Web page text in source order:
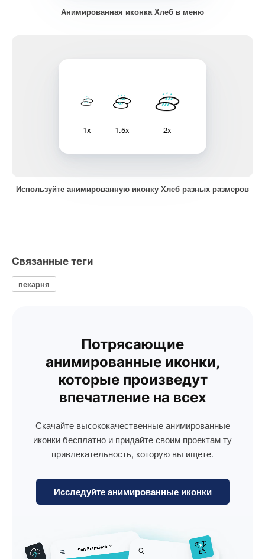
Анимированная иконка Хлеб в меню
1x 1.5x 2x
Используйте анимированную иконку Хлеб разных размеров
Связанные теги
пекарня
Потрясающие
анимированные иконки,
которые произведут
впечатление на всех
Скачайте высококачественные анимированные
иконки бесплатно и придайте своим проектам ту
привлекательность, которую вы ищете.
Исследуйте анимированные иконки